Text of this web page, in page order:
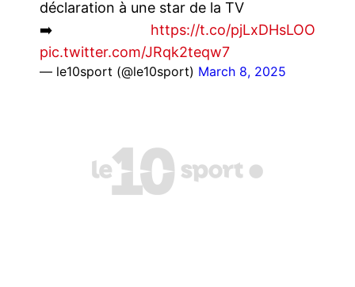
déclaration à une star de la TV
➡️ https://t.co/pjLxDHsLOO
pic.twitter.com/JRqk2teqw7
— le10sport (@le10sport) March 8, 2025